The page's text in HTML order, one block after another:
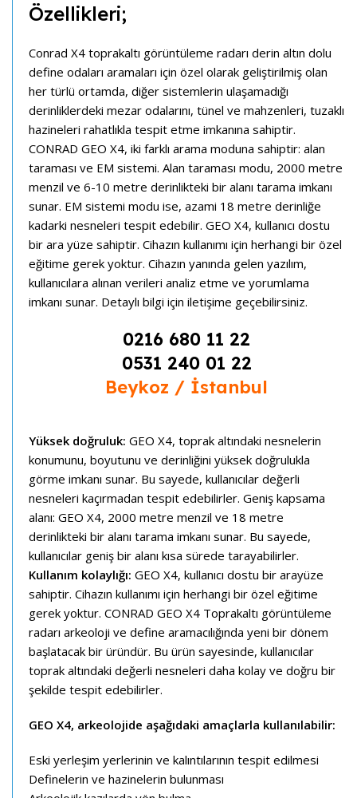
Özellikleri;
Conrad X4 toprakaltı görüntüleme radarı derin altın dolu
define odaları aramaları için özel olarak geliştirilmiş olan
her türlü ortamda, diğer sistemlerin ulaşamadığı
derinliklerdeki mezar odalarını, tünel ve mahzenleri, tuzaklı
hazineleri rahatlıkla tespit etme imkanına sahiptir.
CONRAD GEO X4, iki farklı arama moduna sahiptir: alan
taraması ve EM sistemi. Alan taraması modu, 2000 metre
menzil ve 6-10 metre derinlikteki bir alanı tarama imkanı
sunar. EM sistemi modu ise, azami 18 metre derinliğe
kadarki nesneleri tespit edebilir. GEO X4, kullanıcı dostu
bir ara yüze sahiptir. Cihazın kullanımı için herhangi bir özel
eğitime gerek yoktur. Cihazın yanında gelen yazılım,
kullanıcılara alınan verileri analiz etme ve yorumlama
imkanı sunar. Detaylı bilgi için iletişime geçebilirsiniz.
0216 680 11 22
0531 240 01 22
Beykoz / İstanbul
Yüksek doğruluk: GEO X4, toprak altındaki nesnelerin
konumunu, boyutunu ve derinliğini yüksek doğrulukla
görme imkanı sunar. Bu sayede, kullanıcılar değerli
nesneleri kaçırmadan tespit edebilirler. Geniş kapsama
alanı: GEO X4, 2000 metre menzil ve 18 metre
derinlikteki bir alanı tarama imkanı sunar. Bu sayede,
kullanıcılar geniş bir alanı kısa sürede tarayabilirler.
Kullanım kolaylığı: GEO X4, kullanıcı dostu bir arayüze
sahiptir. Cihazın kullanımı için herhangi bir özel eğitime
gerek yoktur. CONRAD GEO X4 Toprakaltı görüntüleme
radarı arkeoloji ve define aramacılığında yeni bir dönem
başlatacak bir üründür. Bu ürün sayesinde, kullanıcılar
toprak altındaki değerli nesneleri daha kolay ve doğru bir
şekilde tespit edebilirler.
GEO X4, arkeolojide aşağıdaki amaçlarla kullanılabilir:
Eski yerleşim yerlerinin ve kalıntılarının tespit edilmesi
Definelerin ve hazinelerin bulunması